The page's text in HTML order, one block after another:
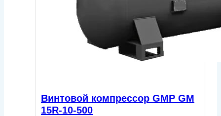
Винтовой компрессор GMP GM
15R-10-500